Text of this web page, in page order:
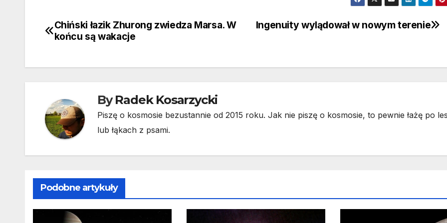
Nawigacja
Ingenuity wylądował w nowym terenie
Chiński łazik Zhurong zwiedza Marsa. W
końcu są wakacje
ByRadek Kosarzycki
Piszę o kosmosie bezustannie od 2015 roku. Jak nie piszę o kosmosie, to pewnie łażę po
lub łąkach z psami.
Podobne artykuły